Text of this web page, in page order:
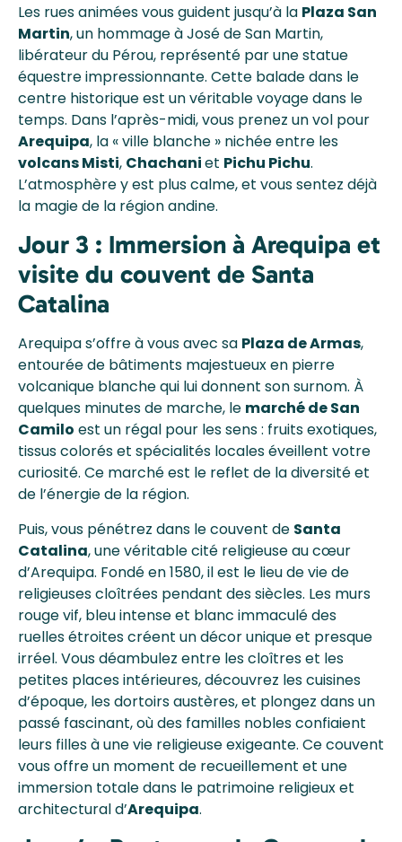
Les rues animées vous guident jusqu’à la Plaza San
Martin, un hommage à José de San Martin,
libérateur du Pérou, représenté par une statue
équestre impressionnante. Cette balade dans le
centre historique est un véritable voyage dans le
temps. Dans l’après-midi, vous prenez un vol pour
Arequipa, la « ville blanche » nichée entre les
volcans Misti, Chachaniet Pichu Pichu.
L’atmosphère y est plus calme, et vous sentez déjà
la magie de la région andine.
Jour 3 : Immersion à Arequipa et
visite du couvent de Santa
Catalina
Arequipa s’offre à vous avec sa Plaza de Armas,
entourée de bâtiments majestueux en pierre
volcanique blanche qui lui donnent son surnom. À
quelques minutes de marche, le marché de San
Camilo est un régal pour les sens : fruits exotiques,
tissus colorés et spécialités locales éveillent votre
curiosité. Ce marché est le reflet de la diversité et
de l’énergie de la région.
Puis, vous pénétrez dans le couvent de Santa
Catalina, une véritable cité religieuse au cœur
d’Arequipa. Fondé en 1580, il est le lieu de vie de
religieuses cloîtrées pendant des siècles. Les murs
rouge vif, bleu intense et blanc immaculé des
ruelles étroites créent un décor unique et presque
irréel. Vous déambulez entre les cloîtres et les
petites places intérieures, découvrez les cuisines
d’époque, les dortoirs austères, et plongez dans un
passé fascinant, où des familles nobles confiaient
leurs filles à une vie religieuse exigeante. Ce couvent
vous offre un moment de recueillement et une
immersion totale dans le patrimoine religieux et
architectural d’Arequipa.